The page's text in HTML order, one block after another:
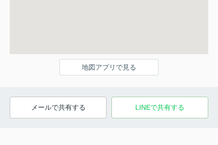
地図アプリで見る
メールで共有する LINEで共有する